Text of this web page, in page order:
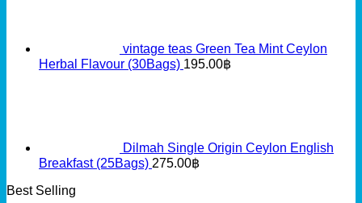
vintage teas Green Tea Mint Ceylon
Herbal Flavour (30Bags) 195.00฿
Dilmah Single Origin Ceylon English
Breakfast (25Bags) 275.00฿
Best Selling